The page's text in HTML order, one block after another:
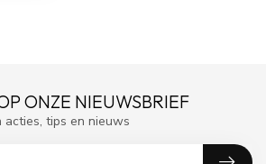
ONZE NIEUWSBRIEF
tips en nieuws